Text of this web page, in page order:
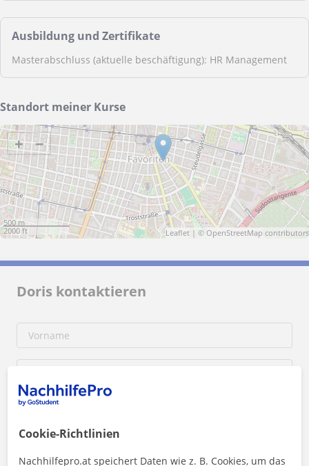
Ausbildung und Zertifikate
Masterabschluss (aktuelle beschäftigung): HR Management
Standort meiner Kurse
+ −
500 m
2000 ft
Leaflet| ©OpenStreetMap contributors
Doris kontaktieren
Cookie-Richtlinien
Nachhilfepro.at speichert Daten wie z. B. Cookies, um das